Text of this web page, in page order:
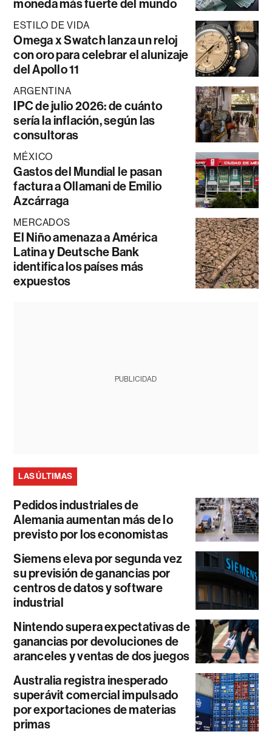
moneda más fuerte del mundo
ESTILO DE VIDA
Omega x Swatch lanza un reloj
con oro para celebrar el alunizaje
del Apollo 11
ARGENTINA
IPC de julio 2026: de cuánto
sería la inflación, según las
consultoras
MÉXICO
Gastos del Mundial le pasan
factura a Ollamani de Emilio
Azcárraga
MERCADOS
El Niño amenaza a América
Latina y Deutsche Bank
identifica los países más
expuestos
PUBLICIDAD
LAS ÚLTIMAS
Pedidos industriales de
Alemania aumentan más de lo
previsto por los economistas
Siemens eleva por segunda vez
su previsión de ganancias por
centros de datos y software
industrial
Nintendo supera expectativas de
ganancias por devoluciones de
aranceles y ventas de dos juegos
Australia registra inesperado
superávit comercial impulsado
por exportaciones de materias
primas